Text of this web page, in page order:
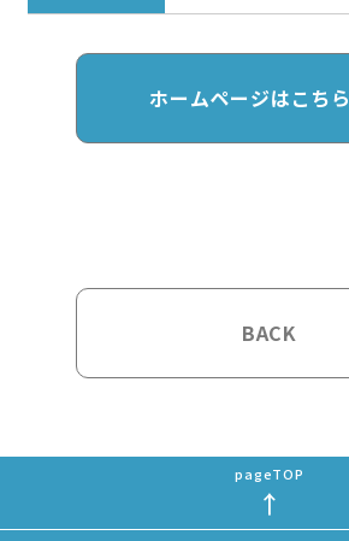
ホームページはこちら
BACK